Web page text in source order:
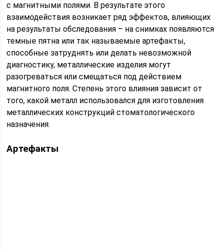
с магнитными полями. В результате этого
взаимодействия возникает ряд эффектов, влияющих
на результаты обследования – на снимках появляются
темные пятна или так называемые артефакты,
способные затруднять или делать невозможной
диагностику, металлические изделия могут
разогреваться или смещаться под действием
магнитного поля. Степень этого влияния зависит от
того, какой металл использовался для изготовления
металлических конструкций стоматологического
назначения.
Артефакты